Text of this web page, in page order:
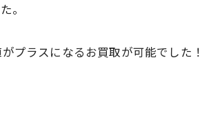
。
プラスになるお買取が可能でした！